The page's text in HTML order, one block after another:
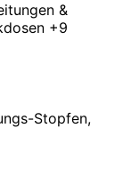
&
+9
Stopfen,